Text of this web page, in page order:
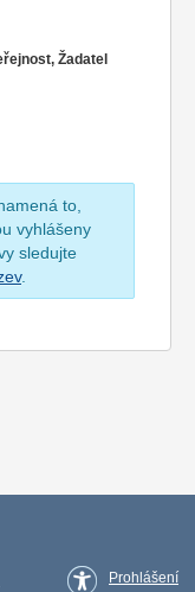
Žadatel
to,
vyhlášeny
sledujte
.
Prohlášení